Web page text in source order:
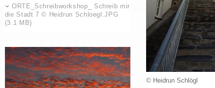
ORTE_Schreibworkshop_ Schreib mir
die Stadt 7 © Heidrun Schloegl.JPG
(3.1 MB)
© Heidrun Schlögl